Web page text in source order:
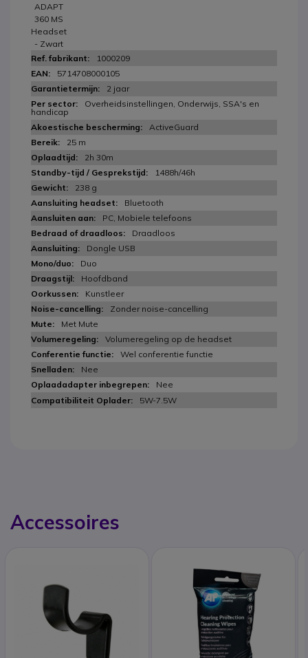
ADAPT
360 MS
Headset
- Zwart
1000209
5714708000105
2 jaar
Overheidsinstellingen, Onderwijs, SSA's en
handicap
ActiveGuard
25 m
2h 30m
1488h/46h
238 g
Bluetooth
PC, Mobiele telefoons
Draadloos
Dongle USB
Duo
Hoofdband
Kunstleer
Zonder noise-cancelling
Met Mute
Volumeregeling op de headset
Wel conferentie functie
Nee
Nee
5W-7.5W
Accessoires